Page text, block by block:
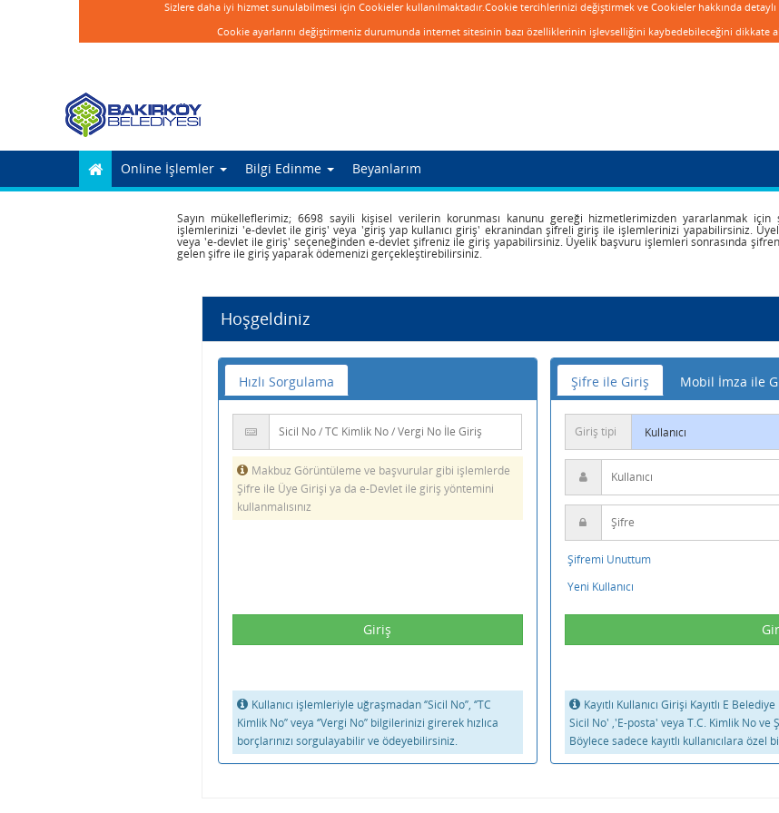
Sizlere daha iyi hizmet sunulabilmesi için Cookieler kullanılmaktadır.Cookie tercihlerinizi değiştirmek ve Cookieler hakkında
Cookie ayarlarını değiştirmeniz durumunda internet sitesinin bazı özelliklerinin işlevselliğini kaybedebileceğini dikkate
Online İşlemler Bilgi Edinme Beyanlarım
Sayın mükelleflerimiz; 6698 sayili kişisel verilerin korunması kanunu gereği hizmetlerimizden yararlanmak
işlemlerinizi 'e-devlet ile giriş' veya 'giriş yap kullanıcı giriş' ekranindan şifreli giriş ile işlemlerinizi yapabilirsiniz.
veya 'e-devlet ile giriş' seçeneğinden e-devlet şifreniz ile giriş yapabilirsiniz. Üyelik başvuru işlemleri sonrasında
gelen şifre ile giriş yaparak ödemenizi gerçekleştirebilirsiniz.
Hoşgeldiniz
Hızlı Sorgulama
Kullanıcı işlemleriyle uğraşmadan ‘’Sicil No’’, ‘’TC
Kimlik No’’ veya ‘’Vergi No’’ bilgilerinizi girerek hızlıca
borçlarınızı sorgulayabilir ve ödeyebilirsiniz.
Makbuz Görüntüleme ve başvurular gibi işlemlerde
Şifre ile Üye Girişi ya da e-Devlet ile giriş yöntemini
kullanmalısınız
Şifre ile Giriş Mobil İmza ile
Giriş tipi
Şifremi Unuttum
Yeni Kullanıcı
Kayıtlı Kullanıcı Girişi Kayıtlı E
Sicil No' ,'E-posta' veya T.C. Kimlik No
Böylece sadece kayıtlı kullanıcılara